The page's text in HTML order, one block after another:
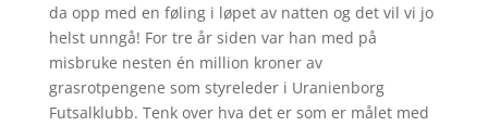
da opp med en føling i løpet av natten og det vil vi jo
helst unngå! For tre år siden var han med på
misbruke nesten én million kroner av
grasrotpengene som styreleder i Uranienborg
Futsalklubb. Tenk over hva det er som er målet med